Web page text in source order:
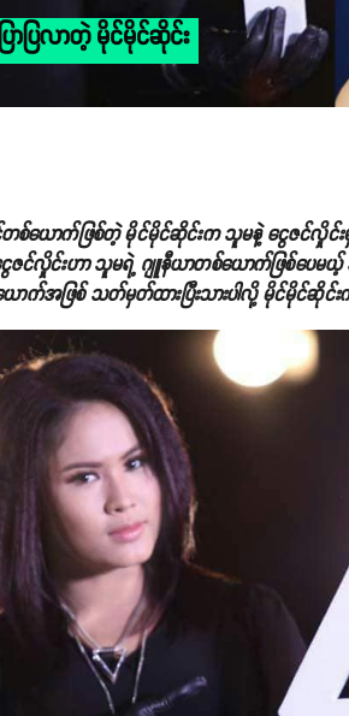
ပြလာတဲ့ မိုင်မိုင်ဆိုင်း
တစ်ယောက်ဖြစ်တဲ့ မိုင်မိုင်ဆိုင်းက သူမနဲ့ ငွေဇင်
ဇင်လှိုင်းဟာ သူမရဲ့ ဂျူနီယာတစ်ယောက်ဖြစ်ပေမယ့်
က်အဖြစ် သတ်မှတ်ထားပြီးသားပါလို့ မိုင်မိုင်ဆိုင်